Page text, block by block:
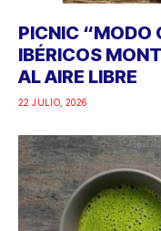
PICNIC “MODO
IBÉRICOS
AL AIRE LIBRE
22 JULIO, 2026